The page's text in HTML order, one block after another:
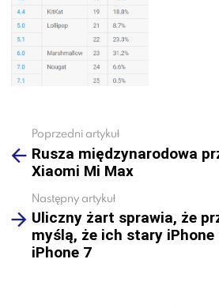
more
Poprzedni artykuł
Rusza międzynarodowa
Xiaomi Mi Max
Następny artykuł
Uliczny żart sprawia, że
myślą, że ich stary
iPhone 7